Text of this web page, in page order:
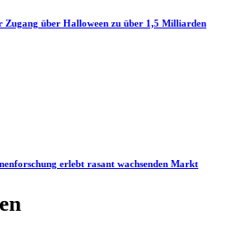
Zugang über Halloween zu über 1,5 Milliarden
erlebt rasant wachsenden Markt